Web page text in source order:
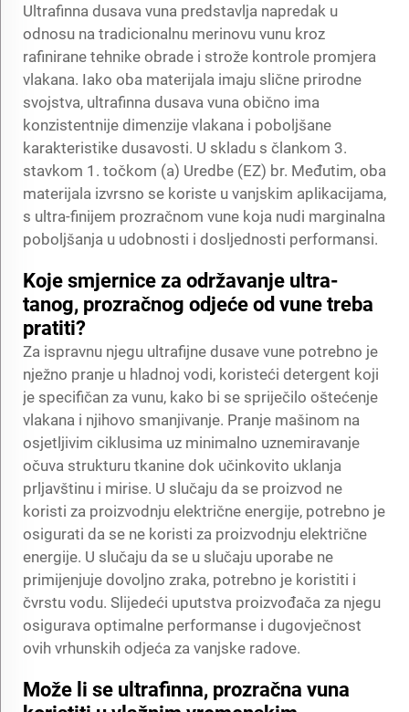
Ultrafinna dusava vuna predstavlja napredak u
odnosu na tradicionalnu merinovu vunu kroz
rafinirane tehnike obrade i strože kontrole promjera
vlakana. Iako oba materijala imaju slične prirodne
svojstva, ultrafinna dusava vuna obično ima
konzistentnije dimenzije vlakana i poboljšane
karakteristike dusavosti. U skladu s člankom 3.
stavkom 1. točkom (a) Uredbe (EZ) br. Međutim, oba
materijala izvrsno se koriste u vanjskim aplikacijama,
s ultra-finijem prozračnom vune koja nudi marginalna
poboljšanja u udobnosti i dosljednosti performansi.
Koje smjernice za održavanje ultra-
tanog, prozračnog odjeće od vune treba
pratiti?
Za ispravnu njegu ultrafijne dusave vune potrebno je
nježno pranje u hladnoj vodi, koristeći detergent koji
je specifičan za vunu, kako bi se spriječilo oštećenje
vlakana i njihovo smanjivanje. Pranje mašinom na
osjetljivim ciklusima uz minimalno uznemiravanje
očuva strukturu tkanine dok učinkovito uklanja
prljavštinu i mirise. U slučaju da se proizvod ne
koristi za proizvodnju električne energije, potrebno je
osigurati da se ne koristi za proizvodnju električne
energije. U slučaju da se u slučaju uporabe ne
primijenjuje dovoljno zraka, potrebno je koristiti i
čvrstu vodu. Slijedeći uputstva proizvođača za njegu
osigurava optimalne performanse i dugovječnost
ovih vrhunskih odjeća za vanjske radove.
Može li se ultrafinna, prozračna vuna